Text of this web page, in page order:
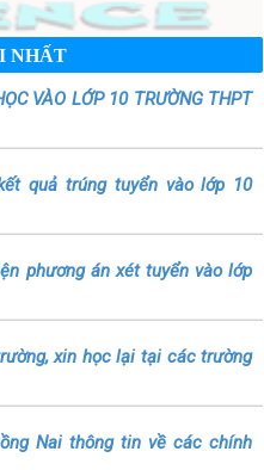
NHẤT
VÀO LỚP 10 TRƯỜNG THPT
quả trúng tuyển vào lớp 10
phương án xét tuyển vào lớp
xin học lại tại các trường
Nai thông tin về các chính